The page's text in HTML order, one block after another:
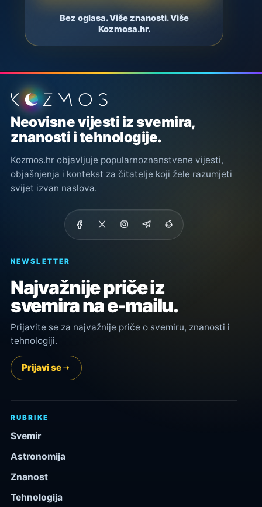
Bez oglasa. Više znanosti. Više
Kozmosa.hr.
Podnožje stranice
Neovisne vijesti iz svemira,
znanosti i tehnologije.
Kozmos.hr objavljuje popularnoznanstvene vijesti,
objašnjenja i kontekst za čitatelje koji žele razumjeti
svijet izvan naslova.
NEWSLETTER
Najvažnije priče iz
svemira na e-mailu.
Prijavite se za najvažnije priče o svemiru, znanosti i
tehnologiji.
Prijavi se
RUBRIKE
Svemir
Astronomija
Znanost
Tehnologija